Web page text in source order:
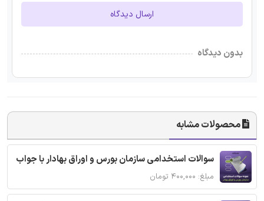
ارسال دیدگاه
بدون دیدگاه
محصولات مشابه
سوالات استخدامی سازمان بورس و اوراق بهادار با جواب
مبلغ: ۴۰۰,۰۰۰ تومان